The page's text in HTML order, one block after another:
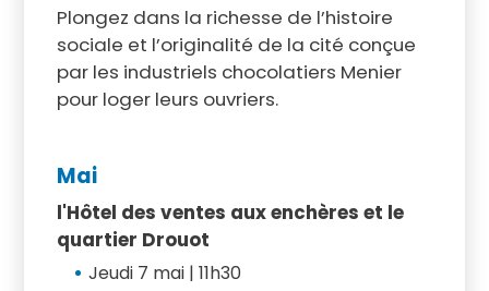
Plongez dans la richesse de l’histoire
sociale et l’originalité de la cité conçue
par les industriels chocolatiers Menier
pour loger leurs ouvriers.
Mai
l'Hôtel des ventes aux enchères et le
quartier Drouot
Jeudi 7 mai | 11h30